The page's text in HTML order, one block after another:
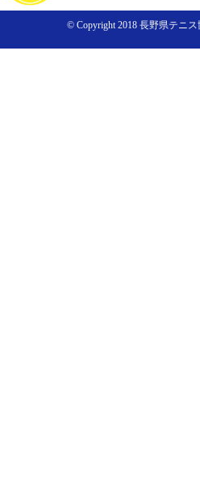
© Copyright 2018 長野県テニス